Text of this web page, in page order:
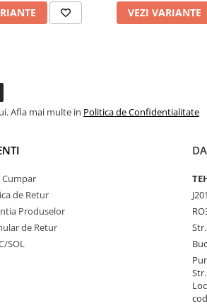
VEZI VARIANTE
Afla mai multe in Politica de Confidentialitate
Cumpar
de Retur
Produselor
de Retur
SOL